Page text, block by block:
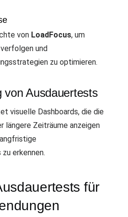
von LoadFocus, um
und
zu optimieren.
von Ausdauertests
visuelle Dashboards, die die
längere Zeiträume anzeigen
erkennen.
für